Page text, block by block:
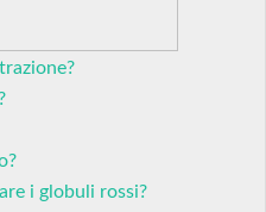
i globuli rossi?